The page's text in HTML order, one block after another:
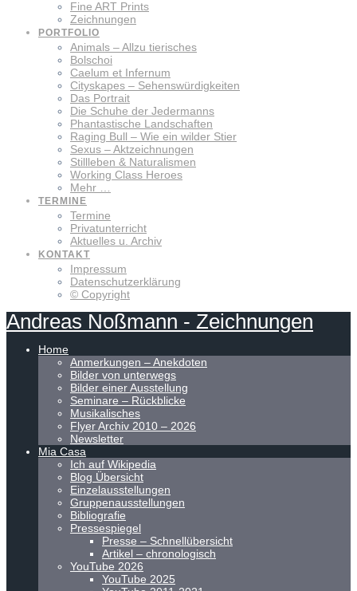
Fine ART Prints
Zeichnungen
PORTFOLIO
Animals – Allzu tierisches
Bolschoi
Caelum et Infernum
Cityskapes – Sehenswürdigkeiten
Das Portrait
Die Schuhe der Jedermanns
Phantastische Landschaften
Raging Bull – Wie ein wilder Stier
Sexus – Aktzeichnungen
Stillleben & Naturalismen
Working Class Heroes
Mehr …
TERMINE
Termine
Privatunterricht
Aktuelles u. Archiv
KONTAKT
Impressum
Datenschutzerklärung
© Copyright
Andreas Noßmann - Zeichnungen
Home
Anmerkungen – Anekdoten
Bilder von unterwegs
Bilder einer Ausstellung
Seminare – Rückblicke
Musikalisches
Flyer Archiv 2010 – 2026
Newsletter
Mia Casa
Ich auf Wikipedia
Blog Übersicht
Einzelausstellungen
Gruppenausstellungen
Bibliografie
Pressespiegel
Presse – Schnellübersicht
Artikel – chronologisch
YouTube 2026
YouTube 2025